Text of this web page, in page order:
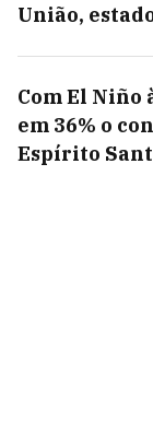
União,
Com El Niño
em 36% o
Espírito